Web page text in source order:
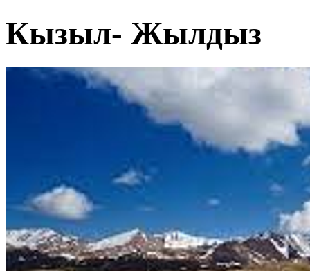
Кызыл- Жылдыз